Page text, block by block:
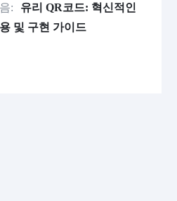
:
유리 QR코드: 혁신적인
및 구현 가이드